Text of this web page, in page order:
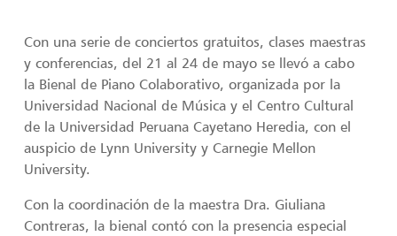
Con una serie de conciertos gratuitos, clases maestras
y conferencias, del 21 al 24 de mayo se llevó a cabo
la Bienal de Piano Colaborativo, organizada por la
Universidad Nacional de Música y el Centro Cultural
de la Universidad Peruana Cayetano Heredia, con el
auspicio de Lynn University y Carnegie Mellon
University.
Con la coordinación de la maestra Dra. Giuliana
Contreras, la bienal contó con la presencia especial